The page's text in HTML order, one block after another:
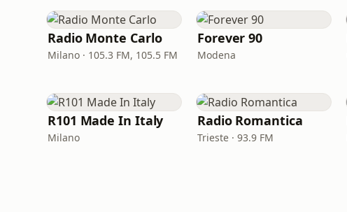
Radio Monte Carlo
Milano · 105.3 FM, 105.5 FM
Forever 90
Modena
R101 Made In Italy
Milano
Radio Romantica
Trieste · 93.9 FM